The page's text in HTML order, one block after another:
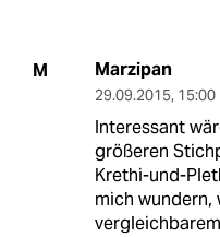
M Marzipan
29.09.2015, 15:00
Interessant
größeren
Krethi-und-
mich wundern,